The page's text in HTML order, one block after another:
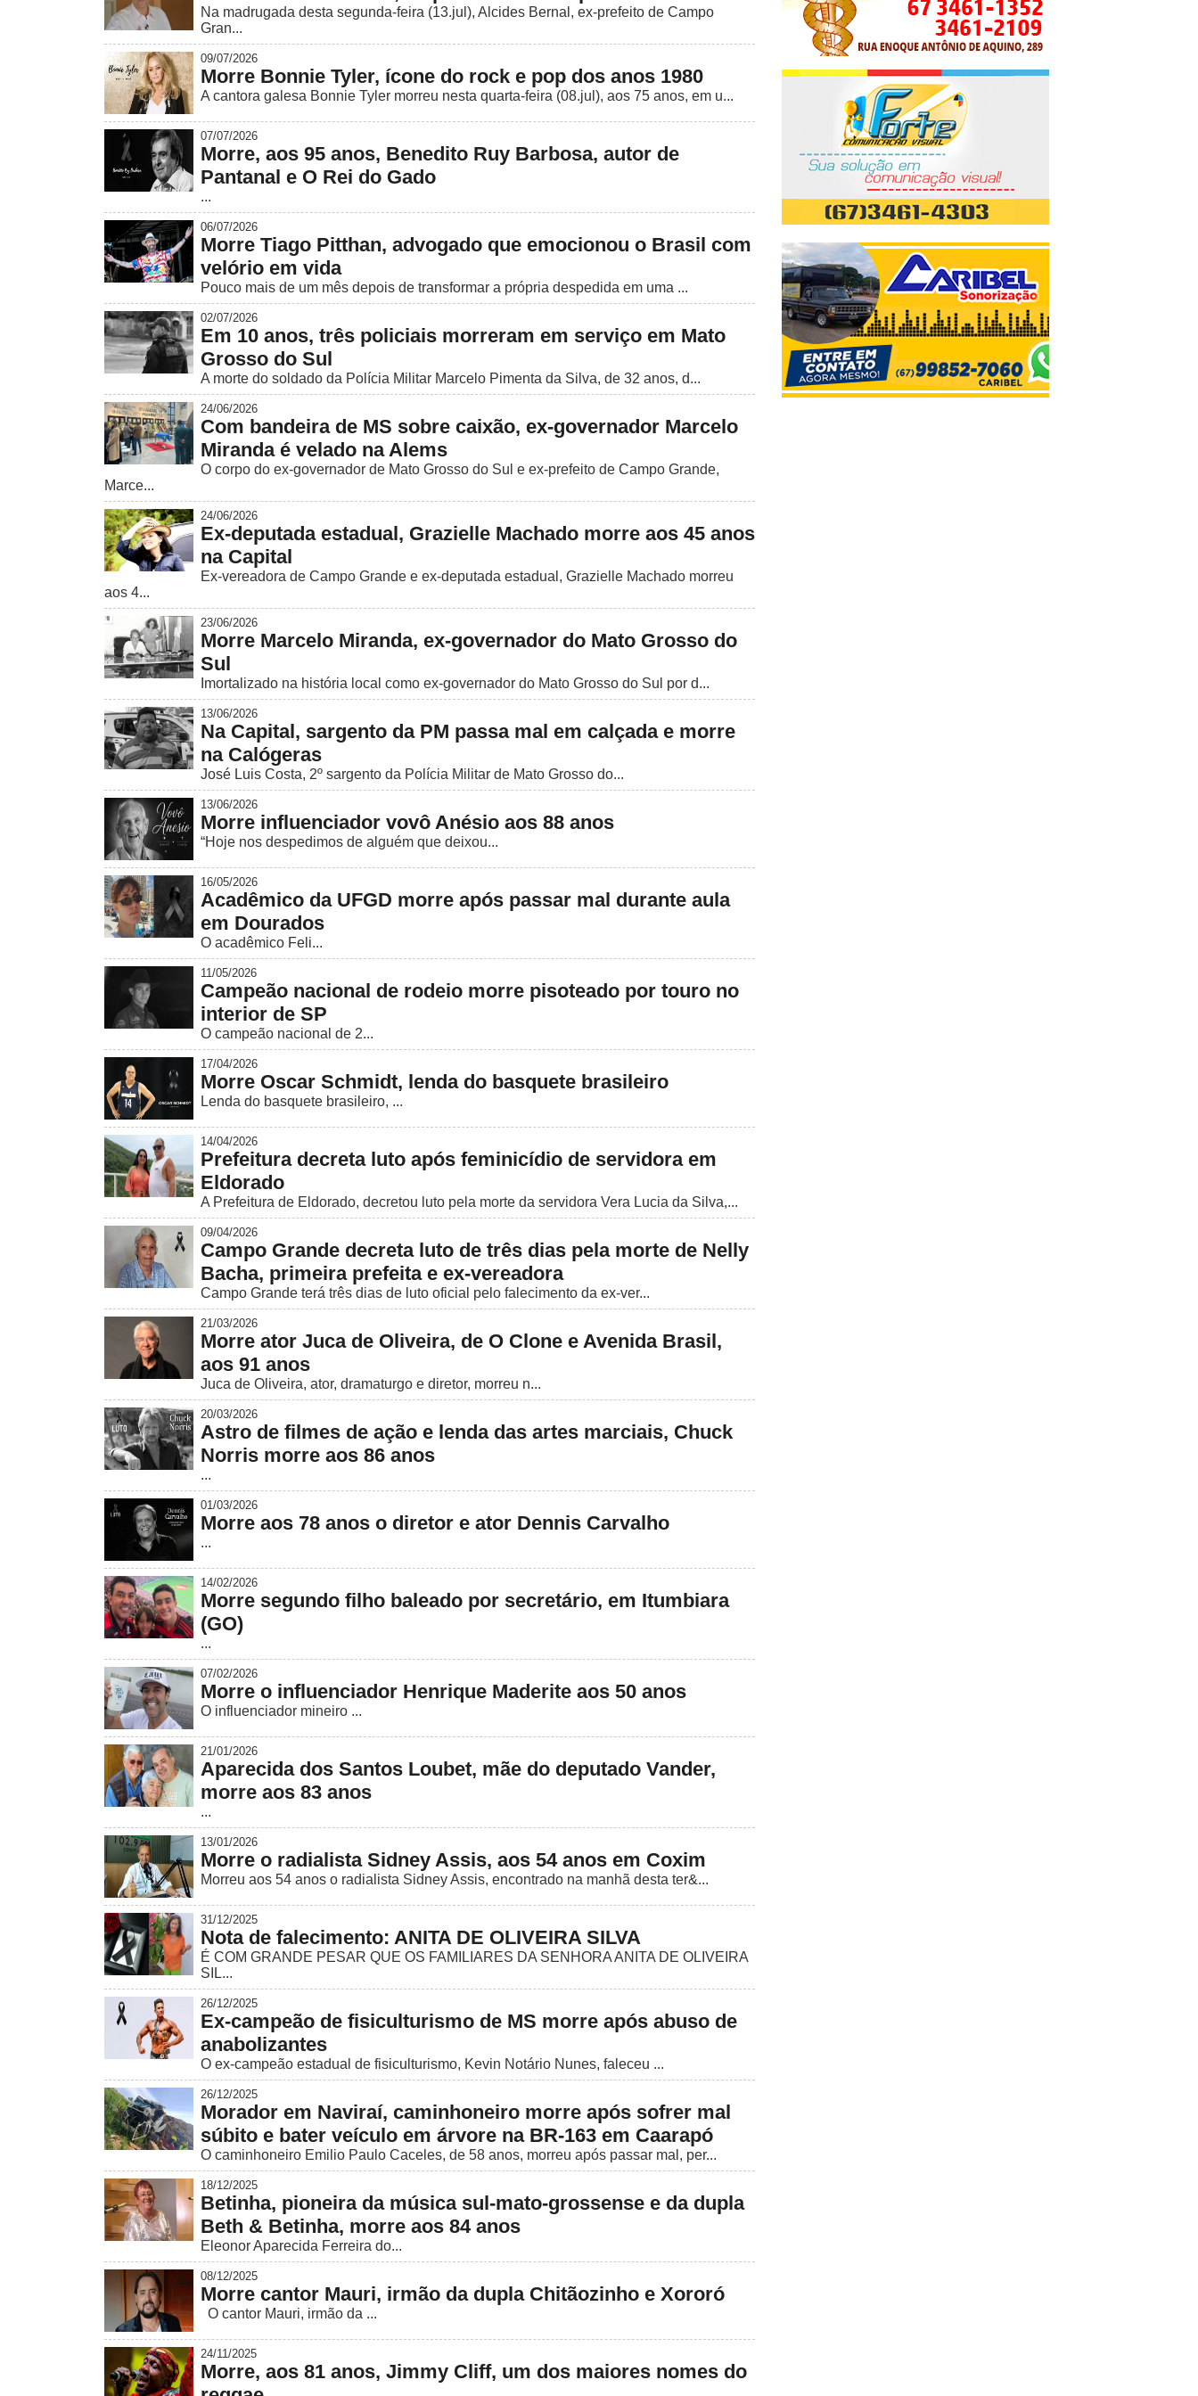
Na madrugada desta segunda-feira (13.jul), Alcides Bernal, ex-prefeito de Campo
Gran...
09/07/2026
Morre Bonnie Tyler, ícone do rock e pop dos anos 1980
A cantora galesa Bonnie Tyler morreu nesta quarta-feira (08.jul), aos 75 anos, em u...
07/07/2026
Morre, aos 95 anos, Benedito Ruy Barbosa, autor de
Pantanal e O Rei do Gado
...
06/07/2026
Morre Tiago Pitthan, advogado que emocionou o Brasil com
velório em vida
Pouco mais de um mês depois de transformar a própria despedida em uma ...
02/07/2026
Em 10 anos, três policiais morreram em serviço em Mato
Grosso do Sul
A morte do soldado da Polícia Militar Marcelo Pimenta da Silva, de 32 anos, d...
24/06/2026
Com bandeira de MS sobre caixão, ex-governador Marcelo
Miranda é velado na Alems
O corpo do ex-governador de Mato Grosso do Sul e ex-prefeito de Campo Grande,
Marce...
24/06/2026
Ex-deputada estadual, Grazielle Machado morre aos 45 anos
na Capital
Ex-vereadora de Campo Grande e ex-deputada estadual, Grazielle Machado morreu
aos 4...
23/06/2026
Morre Marcelo Miranda, ex-governador do Mato Grosso do
Sul
Imortalizado na história local como ex-governador do Mato Grosso do Sul por d...
13/06/2026
Na Capital, sargento da PM passa mal em calçada e morre
na Calógeras
José Luis Costa, 2º sargento da Polícia Militar de Mato Grosso do...
13/06/2026
Morre influenciador vovô Anésio aos 88 anos
“Hoje nos despedimos de alguém que deixou...
16/05/2026
Acadêmico da UFGD morre após passar mal durante aula
em Dourados
O acadêmico Feli...
11/05/2026
Campeão nacional de rodeio morre pisoteado por touro no
interior de SP
O campeão nacional de 2...
17/04/2026
Morre Oscar Schmidt, lenda do basquete brasileiro
Lenda do basquete brasileiro, ...
14/04/2026
Prefeitura decreta luto após feminicídio de servidora em
Eldorado
A Prefeitura de Eldorado, decretou luto pela morte da servidora Vera Lucia da Silva,...
09/04/2026
Campo Grande decreta luto de três dias pela morte de Nelly
Bacha, primeira prefeita e ex-vereadora
Campo Grande terá três dias de luto oficial pelo falecimento da ex-ver...
21/03/2026
Morre ator Juca de Oliveira, de O Clone e Avenida Brasil,
aos 91 anos
Juca de Oliveira, ator, dramaturgo e diretor, morreu n...
20/03/2026
Astro de filmes de ação e lenda das artes marciais, Chuck
Norris morre aos 86 anos
...
01/03/2026
Morre aos 78 anos o diretor e ator Dennis Carvalho
...
14/02/2026
Morre segundo filho baleado por secretário, em Itumbiara
(GO)
...
07/02/2026
Morre o influenciador Henrique Maderite aos 50 anos
O influenciador mineiro ...
21/01/2026
Aparecida dos Santos Loubet, mãe do deputado Vander,
morre aos 83 anos
...
13/01/2026
Morre o radialista Sidney Assis, aos 54 anos em Coxim
Morreu aos 54 anos o radialista Sidney Assis, encontrado na manhã desta ter&...
31/12/2025
Nota de falecimento: ANITA DE OLIVEIRA SILVA
É COM GRANDE PESAR QUE OS FAMILIARES DA SENHORA ANITA DE OLIVEIRA
SIL...
26/12/2025
Ex-campeão de fisiculturismo de MS morre após abuso de
anabolizantes
O ex-campeão estadual de fisiculturismo, Kevin Notário Nunes, faleceu ...
26/12/2025
Morador em Naviraí, caminhoneiro morre após sofrer mal
súbito e bater veículo em árvore na BR-163 em Caarapó
O caminhoneiro Emilio Paulo Caceles, de 58 anos, morreu após passar mal, per...
18/12/2025
Betinha, pioneira da música sul-mato-grossense e da dupla
Beth & Betinha, morre aos 84 anos
Eleonor Aparecida Ferreira do...
08/12/2025
Morre cantor Mauri, irmão da dupla Chitãozinho e Xororó
O cantor Mauri, irmão da ...
24/11/2025
Morre, aos 81 anos, Jimmy Cliff, um dos maiores nomes do